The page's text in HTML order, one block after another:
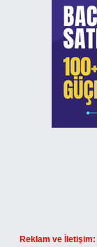
Reklam ve İletişim: